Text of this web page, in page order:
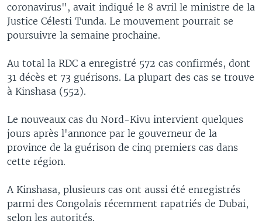
coronavirus", avait indiqué le 8 avril le ministre de la
Justice Célesti Tunda. Le mouvement pourrait se
poursuivre la semaine prochaine.
Au total la RDC a enregistré 572 cas confirmés, dont
31 décès et 73 guérisons. La plupart des cas se trouve
à Kinshasa (552).
Le nouveaux cas du Nord-Kivu intervient quelques
jours après l'annonce par le gouverneur de la
province de la guérison de cinq premiers cas dans
cette région.
A Kinshasa, plusieurs cas ont aussi été enregistrés
parmi des Congolais récemment rapatriés de Dubai,
selon les autorités.